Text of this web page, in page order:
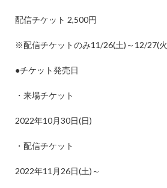
配信チケット 2,500円
※配信チケットのみ11/26(土) ～ 12/27(火
●チケット発売日
・来場チケット
2022年10月30日(日)
・配信チケット
2022年11 月 26日(土) ～